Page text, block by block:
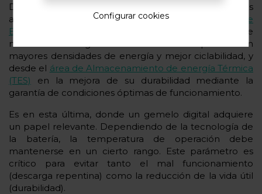
Desde el
nos centramos en ambos
aspectos. Desde elárea de Almacenamiento de
Energía Electroquímica (EES)
, con la búsqueda de
nuevas tecnologías de baterías disruptivas con
mayores densidades de energía y mejor ciclabilidad, y
desde el área de Almacenamiento de energía Térmica
(TES)
en la mejora de su durabilidad mediante la
garantía de condiciones óptimas de funcionamiento.
Es en esta última, donde un gemelo digital adquiere
un papel relevante. Dependiendo de la tecnología de
la batería, la temperatura de operación debe
mantenerse en un cierto rango. Este parámetro es
crítico para evitar tanto el mal funcionamiento
(descarga repentina) como la reducción de la vida útil
(durabilidad).
Configurar cookies